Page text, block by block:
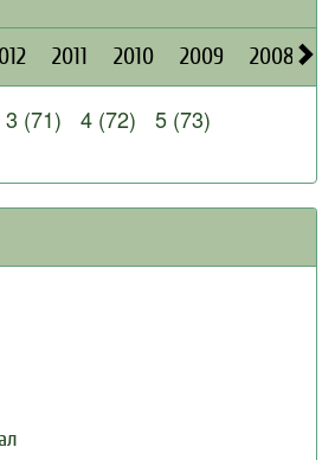
2011 2010 2009 2008
3 (71) 4 (72)
5 (73)